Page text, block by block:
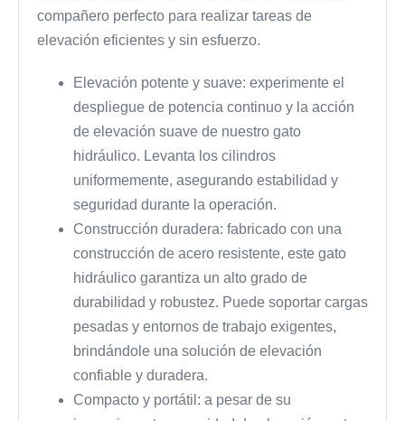
compañero perfecto para realizar tareas de
elevación eficientes y sin esfuerzo.
Elevación potente y suave: experimente el
despliegue de potencia continuo y la acción
de elevación suave de nuestro gato
hidráulico. Levanta los cilindros
uniformemente, asegurando estabilidad y
seguridad durante la operación.
Construcción duradera: fabricado con una
construcción de acero resistente, este gato
hidráulico garantiza un alto grado de
durabilidad y robustez. Puede soportar cargas
pesadas y entornos de trabajo exigentes,
brindándole una solución de elevación
confiable y duradera.
Compacto y portátil: a pesar de su